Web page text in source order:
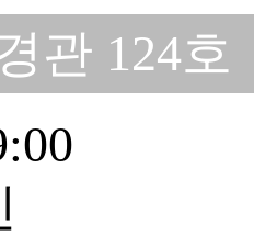
관 124호